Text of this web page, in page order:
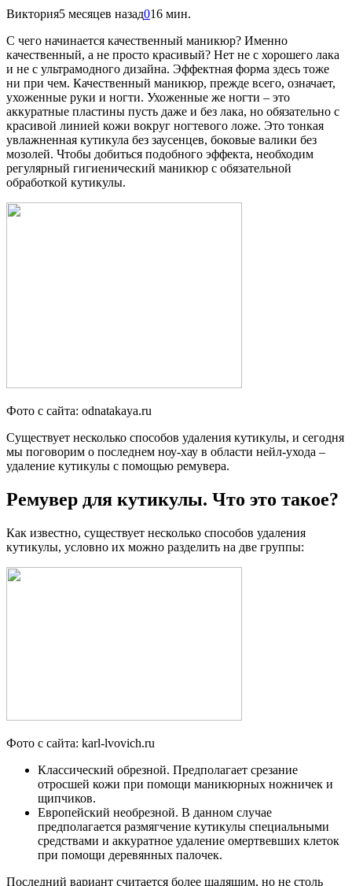
Виктория5 месяцев назад016 мин.
С чего начинается качественный маникюр? Именно
качественный, а не просто красивый? Нет не с хорошего лака
и не с ультрамодного дизайна. Эффектная форма здесь тоже
ни при чем. Качественный маникюр, прежде всего, означает,
ухоженные руки и ногти. Ухоженные же ногти – это
аккуратные пластины пусть даже и без лака, но обязательно с
красивой линией кожи вокруг ногтевого ложе. Это тонкая
увлажненная кутикула без заусенцев, боковые валики без
мозолей. Чтобы добиться подобного эффекта, необходим
регулярный гигиенический маникюр с обязательной
обработкой кутикулы.
Фото с сайта: odnatakaya.ru
Существует несколько способов удаления кутикулы, и сегодня
мы поговорим о последнем ноу-хау в области нейл-ухода –
удаление кутикулы с помощью ремувера.
Ремувер для кутикулы. Что это такое?
Как известно, существует несколько способов удаления
кутикулы, условно их можно разделить на две группы:
Фото с сайта: karl-lvovich.ru
Классический обрезной. Предполагает срезание
отросшей кожи при помощи маникюрных ножничек и
щипчиков.
Европейский необрезной. В данном случае
предполагается размягчение кутикулы специальными
средствами и аккуратное удаление омертвевших клеток
при помощи деревянных палочек.
Последний вариант считается более щадящим, но не столь